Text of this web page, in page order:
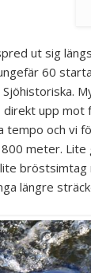
ut sig
60
upp mot
tempo och vi
meter. Lite
bröstsimtag
längre